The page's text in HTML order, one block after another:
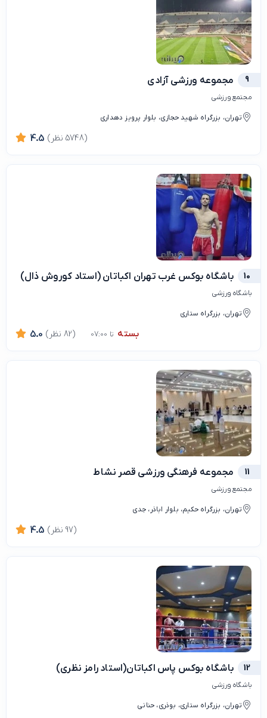
9 مجموعه ورزشی آزادی
مجتمع ورزشی
تهران، بزرگراه شهید حجازی، بلوار پرویز دهداری
4.5 (5748 نظر)
10 باشگاه بوکس غرب تهران اکباتان (استاد کوروش ذال)
باشگاه ورزشی
تهران، بزرگراه ستاری
بسته تا 07:00 5.0 (82 نظر)
11 مجموعه فرهنگی ورزشی قصر نشاط
مجتمع ورزشی
تهران، بزرگراه حکیم، بلوار اباذر، جدی
4.5 (97 نظر)
12 باشگاه بوکس پاس اکباتان(استاد رامز نظری)
باشگاه ورزشی
تهران، بزرگراه ستاری، بوذری، حنانی